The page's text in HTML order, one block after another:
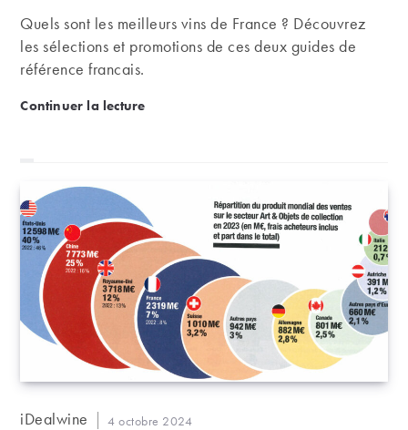
Quels sont les meilleurs vins de France ? Découvrez
les sélections et promotions de ces deux guides de
référence français.
Continuer la lectureLe millésime 2025 des guides : les nouvelles
Auteur/autrice
iDealwine
Publication
4 octobre 2024